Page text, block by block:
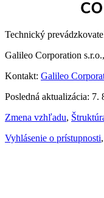
Technický
Galileo Corporation
Kontakt: Galileo
Posledná aktualizácia: 7.
Zmena vzhľadu,
Vyhlásenie o prístupnosti,